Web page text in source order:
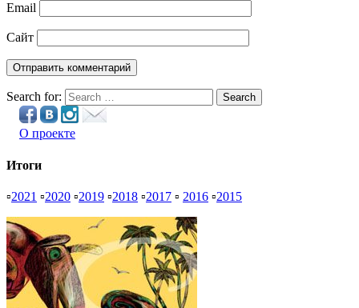
Email
Сайт
Search for: Search
О проекте
Итоги
▫2021 ▫2020 ▫2019 ▫2018 ▫2017 ▫ 2016 ▫2015